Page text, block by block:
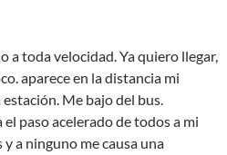
a toda velocidad. Ya quiero llegar,
aparece en la distancia mi
estación. Me bajo del bus.
el paso acelerado de todos a mi
a ninguno me causa una